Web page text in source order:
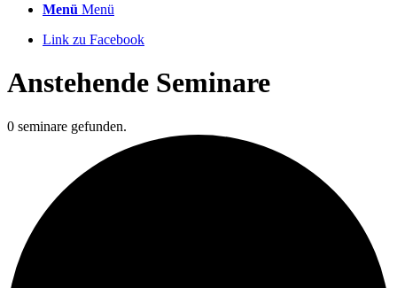
Menü Menü
Link zu Facebook
Anstehende Seminare
0 seminare gefunden.